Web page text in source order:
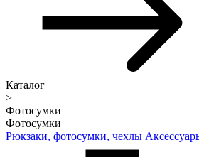
Каталог
>
Фотосумки
Фотосумки
Рюкзаки, фотосумки, чехлы